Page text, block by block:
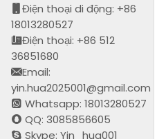
Điện thoại di động: +86
18013280527
Điện thoại: +86 512
36851680
Email:
yin.hua2025001@gmail.com
Whatsapp: 18013280527
QQ: 3085856605
Skype: Yin_hua001